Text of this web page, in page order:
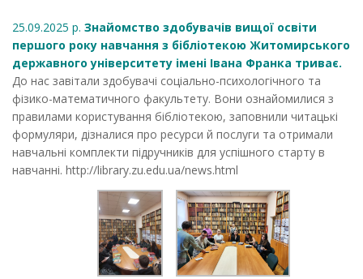
25.09.2025 р. Знайомство здобувачів вищої освіти
першого року навчання з бібліотекою Житомирського
державного університету імені Івана Франка триває.
До нас завітали здобувачі соціально-психологічного та
фізико-математичного факультету. Вони ознайомилися з
правилами користування бібліотекою, заповнили читацькі
формуляри, дізналися про ресурси й послуги та отримали
навчальні комплекти підручників для успішного старту в
навчанні. http://library.zu.edu.ua/news.html